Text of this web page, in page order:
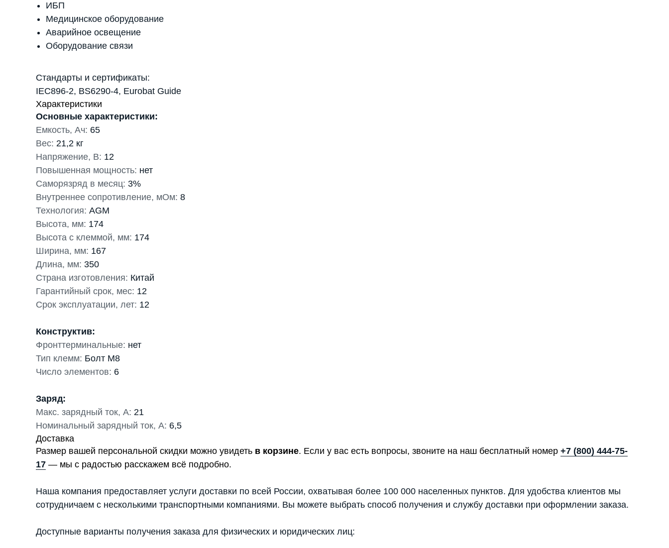
ИБП
Медицинское оборудование
Аварийное освещение
Оборудование связи
Стандарты и сертификаты:
IEC896-2, BS6290-4, Eurobat Guide
Характеристики
Основные характеристики:
Емкость, Ач: 65
Вес: 21,2 кг
Напряжение, В: 12
Повышенная мощность: нет
Саморязряд в месяц: 3%
Внутреннее сопротивление, мОм: 8
Технология: AGM
Высота, мм: 174
Высота с клеммой, мм: 174
Ширина, мм: 167
Длина, мм: 350
Страна изготовления: Китай
Гарантийный срок, мес: 12
Срок эксплуатации, лет: 12
Конструктив:
Фронттерминальные: нет
Тип клемм: Болт М8
Число элементов: 6
Заряд:
Макс. зарядный ток, А: 21
Номинальный зарядный ток, А: 6,5
Доставка
Размер вашей персональной скидки можно увидеть в корзине. Если у вас есть вопросы, звоните на наш бесплатный номер +7 (800) 444-75-
17 — мы с радостью расскажем всё подробно.
Наша компания предоставляет услуги доставки по всей России, охватывая более 100 000 населенных пунктов. Для удобства клиентов мы
сотрудничаем с несколькими транспортными компаниями. Вы можете выбрать способ получения и службу доставки при оформлении заказа.
Доступные варианты получения заказа для физических и юридических лиц: